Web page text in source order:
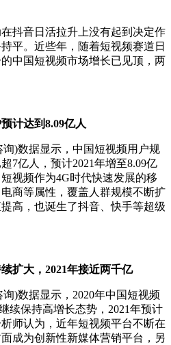
音日活拉升上没有起到决定作
平。近些年，随着短视频赛道日
中国短视频市场增长已见顶，两
计达到8.09亿人
)数据显示，中国短视频用户规
7亿人，预计2021年增至8.09亿
视频作为4G时代快速发展的移
商等属性，覆盖人群规模不断扩
高，也诞生了抖音、快手等超级
大，2021年接近两千亿
)数据显示，2020年中国短视频
续保持高增长态势，2021年预计
师认为，近年短视频平台不断在
成为创新性新媒体营销平台，另